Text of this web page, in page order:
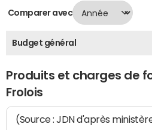
Comparer avec
Budget général
Produits et charges de
Frolois
(Source : JDN d'après